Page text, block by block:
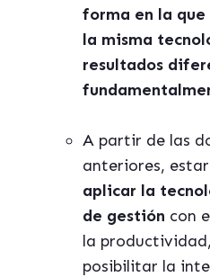
forma en la
la misma
resultados
A partir de las
anteriores,
aplicar la
de gestión con
la
posibilitar la